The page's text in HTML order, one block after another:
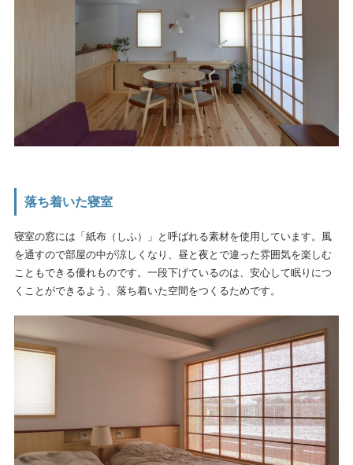
落ち着いた寝室
寝室の窓には「紙布（しふ）」と呼ばれる素材を使用しています。風
を通すので部屋の中が涼しくなり、昼と夜とで違った雰囲気を楽しむ
こともできる優れものです。一段下げているのは、安心して眠りにつ
くことができるよう、落ち着いた空間をつくるためです。